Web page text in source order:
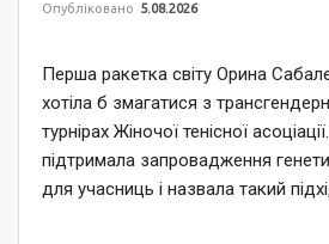
Опубліковано 5.08.2026
Перша ракетка світу Орина
хотіла б змагатися з
турнірах Жіночої тенісної
підтримала запровадження
для учасниць і назвала такий